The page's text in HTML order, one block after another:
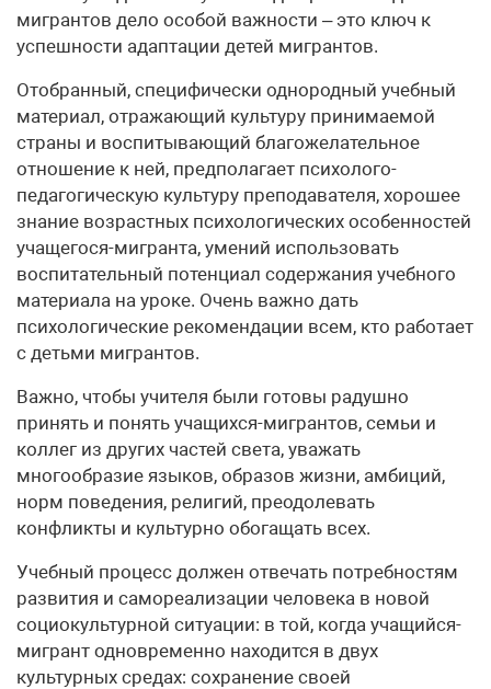
мигрантов дело особой важности – это ключ к
успешности адаптации детей мигрантов.
Отобранный, специфически однородный учебный
материал, отражающий культуру принимаемой
страны и воспитывающий благожелательное
отношение к ней, предполагает психолого-
педагогическую культуру преподавателя, хорошее
знание возрастных психологических особенностей
учащегося-мигранта, умений использовать
воспитательный потенциал содержания учебного
материала на уроке. Очень важно дать
психологические рекомендации всем, кто работает
с детьми мигрантов.
Важно, чтобы учителя были готовы радушно
принять и понять учащихся-мигрантов, семьи и
коллег из других частей света, уважать
многообразие языков, образов жизни, амбиций,
норм поведения, религий, преодолевать
конфликты и культурно обогащать всех.
Учебный процесс должен отвечать потребностям
развития и самореализации человека в новой
социокультурной ситуации: в той, когда учащийся-
мигрант одновременно находится в двух
культурных средах: сохранение своей